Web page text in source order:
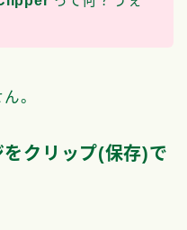
。
をクリップ(保存)で